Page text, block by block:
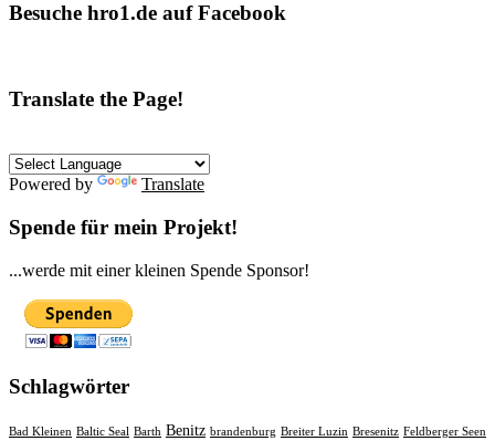
Besuche hro1.de auf Facebook
Translate the Page!
Powered by Translate
Spende für mein Projekt!
...werde mit einer kleinen Spende Sponsor!
Schlagwörter
Bad Kleinen Baltic Seal Barth Benitz brandenburg Breiter Luzin Bresenitz Feldberger Seen